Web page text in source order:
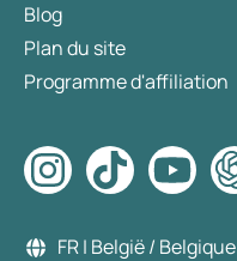
Blog
Plan du site
Programme d'affiliation
FR | België / Belgique